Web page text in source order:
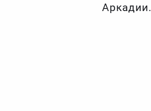
Аркадии.